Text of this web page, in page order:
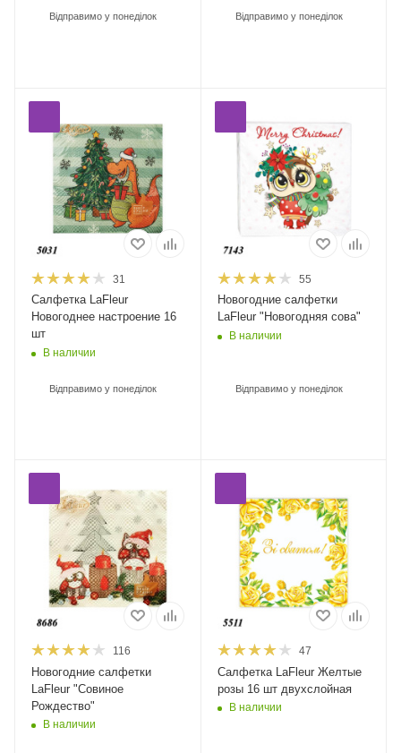
Відправимо у понеділок Відправимо у понеділок
31
Салфетка LaFleur
Новогоднее настроение 16
шт
В наличии
Відправимо у понеділок
55
Новогодние салфетки
LaFleur "Новогодняя сова"
В наличии
Відправимо у понеділок
116
Новогодние салфетки
LaFleur "Совиное
Рождество"
В наличии
47
Салфетка LaFleur Желтые
розы 16 шт двухслойная
В наличии